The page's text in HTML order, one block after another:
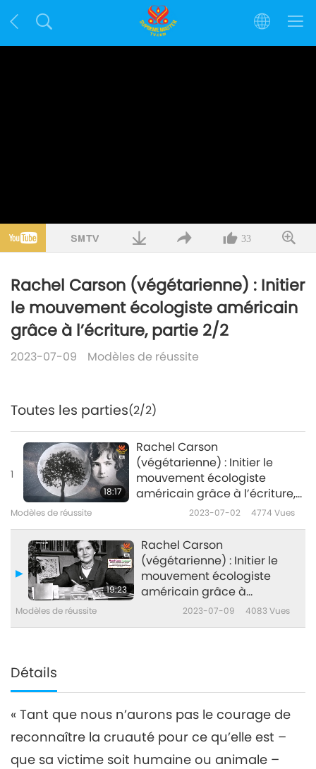
33
Rachel Carson (végétarienne) : Initier
le mouvement écologiste américain
grâce à l’écriture, partie 2/2
2023-07-09 Modèles de réussite
Toutes les parties(2/2)
1
18:17
Rachel Carson
(végétarienne) : Initier le
mouvement écologiste
américain grâce à l’écriture,
Modèles de réussite 2023-07-02 4774 Vues
19:23
Rachel Carson
(végétarienne) : Initier le
mouvement écologiste
américain grâce à
l’écriture, partie 2/2
Modèles de réussite 2023-07-09 4083 Vues
Détails
« Tant que nous n’aurons pas le courage de
reconnaître la cruauté pour ce qu’elle est –
que sa victime soit humaine ou animale –